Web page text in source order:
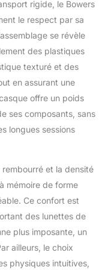
de 40
aptX
Bloquez le
Px7 S2e
avancée
vous
et
fonction de
d'appel
où que
Avec vous
: le Px7
confortable,
pour
rigide, le Bowers
le respect par sa
se révèle
des plastiques
texturé et des
en assurant une
offre un poids
ses composants, sans
longues sessions
rembourré et la densité
mémoire de forme
Ce confort est
des lunettes de
plus imposante, un
ailleurs, le choix
physiques intuitives,